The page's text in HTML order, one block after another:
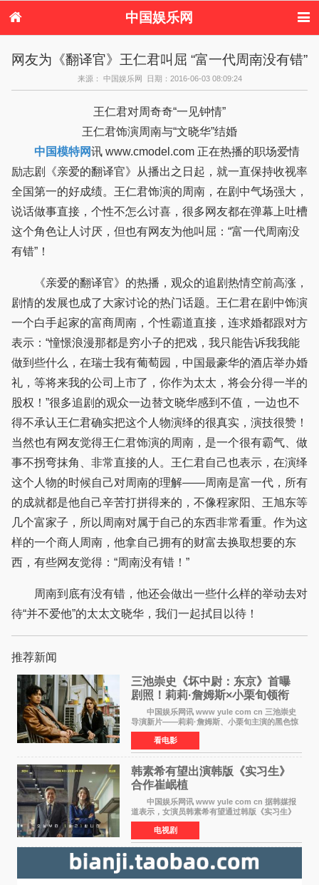
中国娱乐网
电视剧
演唱会 综艺节目
偶像活动
网友为《翻译官》王仁君叫屈 “富一代周南没有错”
来源： 中国娱乐网 日期：2016-06-03 08:09:24
王仁君对周奇奇“一见钟情”
王仁君饰演周南与“文晓华”结婚
中国模特网讯 www.cmodel.com 正在热播的职场爱情
励志剧《亲爱的翻译官》从播出之日起，就一直保持收视率
全国第一的好成绩。王仁君饰演的周南，在剧中气场强大，
说话做事直接，个性不怎么讨喜，很多网友都在弹幕上吐槽
这个角色让人讨厌，但也有网友为他叫屈：“富一代周南没
有错”！
《亲爱的翻译官》的热播，观众的追剧热情空前高涨，
剧情的发展也成了大家讨论的热门话题。王仁君在剧中饰演
一个白手起家的富商周南，个性霸道直接，连求婚都跟对方
表示：“憧憬浪漫那都是穷小子的把戏，我只能告诉我我能
做到些什么，在瑞士我有葡萄园，中国最豪华的酒店举办婚
礼，等将来我的公司上市了，你作为太太，将会分得一半的
股权！”很多追剧的观众一边替文晓华感到不值，一边也不
得不承认王仁君确实把这个人物演绎的很真实，演技很赞！
当然也有网友觉得王仁君饰演的周南，是一个很有霸气、做
事不拐弯抹角、非常直接的人。王仁君自己也表示，在演绎
这个人物的时候自己对周南的理解——周南是富一代，所有
的成就都是他自己辛苦打拼得来的，不像程家阳、王旭东等
几个富家子，所以周南对属于自己的东西非常看重。作为这
样的一个商人周南，他拿自己拥有的财富去换取想要的东
西，有些网友觉得：“周南没有错！”
周南到底有没有错，他还会做出一些什么样的举动去对
待“并不爱他”的太太文晓华，我们一起拭目以待！
推荐新闻
三池崇史《坏中尉：东京》首曝
剧照！莉莉·詹姆斯×小栗旬领衔
黑色惊悚再升级
中国娱乐网讯 www yule com cn 三池崇史
导演新片——莉莉·詹姆斯、小栗旬主演的黑色惊
悚电影《坏中尉：东京》首曝剧照。继阿贝尔·费
拉拉&times;哈威·凯特尔的1992年《坏中尉》和
沃纳·赫
看电影
韩素希有望出演韩版《实习生》
合作崔岷植
中国娱乐网讯 www yule com cn 据韩媒报
道表示，女演员韩素希有望通过韩版《实习生》
回归荧幕，合作前辈演员崔岷植。 根据消息
表示，演员韩素希目前已经结束了电视剧《Y计
划》的拍摄工
电视剧